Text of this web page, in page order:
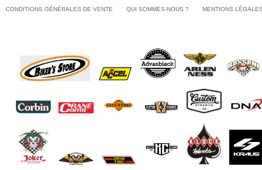
CONDITIONS GÉNÉRALES DE VENTE QUI SOMMES-NOUS ? MENTIONS